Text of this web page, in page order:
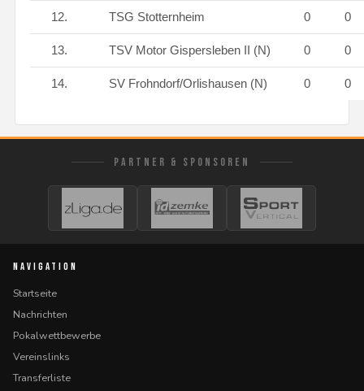
12. TSG Stotternheim 0 0
13. TSV Motor Gispersleben II (N) 0 0
14. SV Frohndorf/Orlishausen (N) 0 0
PARTNER & SPONSOREN
NAVIGATION
Startseite
Nachrichten
Pokalwettbewerbe
Vereinslinks
Transferliste